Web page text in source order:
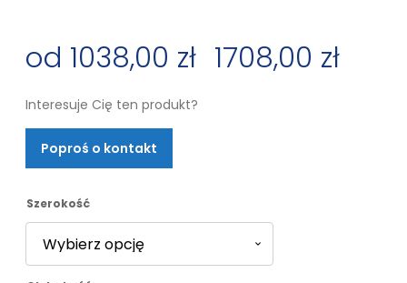
1038,00 zł 1708,00 zł
Zakres
cen:
od
1038,00 zł
do
Interesuje Cię ten produkt?
Poproś o kontakt
Szerokość